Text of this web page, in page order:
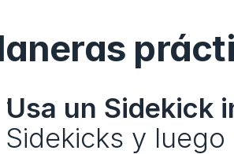
Usa un Sidekick
Sidekicks y